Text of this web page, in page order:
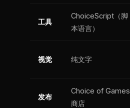
工具
ChoiceScript（脚
本语言）
视觉 纯文字
发布
Choice of Games
商店